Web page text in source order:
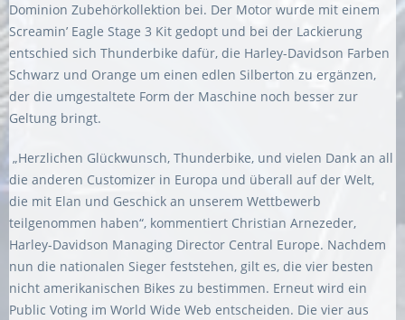
Dominion Zubehörkollektion bei. Der Motor wurde mit einem
Screamin’ Eagle Stage 3 Kit gedopt und bei der Lackierung
entschied sich Thunderbike dafür, die Harley-Davidson Farben
Schwarz und Orange um einen edlen Silberton zu ergänzen,
der die umgestaltete Form der Maschine noch besser zur
Geltung bringt.
„Herzlichen Glückwunsch, Thunderbike, und vielen Dank an all
die anderen Customizer in Europa und überall auf der Welt,
die mit Elan und Geschick an unserem Wettbewerb
teilgenommen haben“, kommentiert Christian Arnezeder,
Harley-Davidson Managing Director Central Europe. Nachdem
nun die nationalen Sieger feststehen, gilt es, die vier besten
nicht amerikanischen Bikes zu bestimmen. Erneut wird ein
Public Voting im World Wide Web entscheiden. Die vier aus